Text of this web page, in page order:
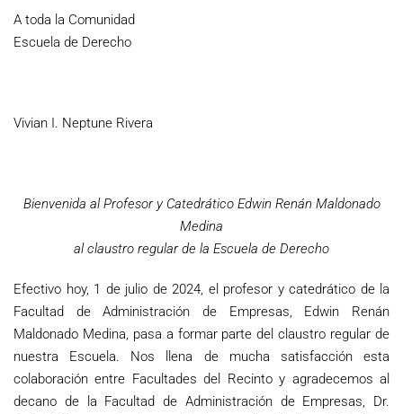
A toda la Comunidad
Escuela de Derecho
Vivian I. Neptune Rivera
Bienvenida al Profesor y Catedrático Edwin Renán Maldonado
Medina
al claustro regular de la Escuela de Derecho
Efectivo hoy, 1 de julio de 2024, el profesor y catedrático de la
Facultad de Administración de Empresas, Edwin Renán
Maldonado Medina, pasa a formar parte del claustro regular de
nuestra Escuela. Nos llena de mucha satisfacción esta
colaboración entre Facultades del Recinto y agradecemos al
decano de la Facultad de Administración de Empresas, Dr.